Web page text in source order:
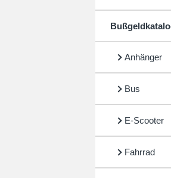
Anhänger
Bus
E-Scooter
Fahrrad